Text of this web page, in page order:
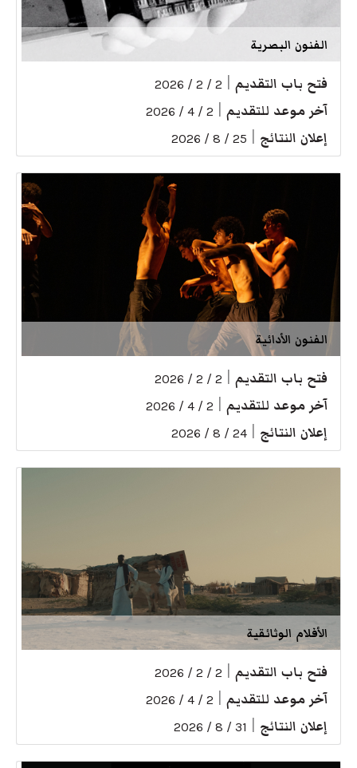
الفنون البصرية
فتح باب التقديم 2 / 2 / 2026
آخر موعد للتقديم 2 / 4 / 2026
إعلان النتائج 25 / 8 / 2026
الفنون الأدائية
فتح باب التقديم 2 / 2 / 2026
آخر موعد للتقديم 2 / 4 / 2026
إعلان النتائج 24 / 8 / 2026
الأفلام الوثائقية
فتح باب التقديم 2 / 2 / 2026
آخر موعد للتقديم 2 / 4 / 2026
إعلان النتائج 31 / 8 / 2026